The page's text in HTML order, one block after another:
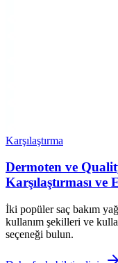
Karşılaştırma
Dermoten ve
Karşılaştırması ve
İki popüler saç bakım
kullanım şekilleri ve
seçeneği bulun.